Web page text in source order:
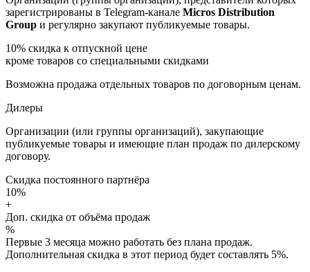
зарегистрированы в Telegram-канале Micros Distribution
Group и регулярно закупают публикуемые товары.
10% скидка к отпускной цене
кроме товаров со специальными скидками
Возможна продажа отдельных товаров по договорным ценам.
Дилеры
Организации (или группы организаций), закупающие
публикуемые товары и имеющие план продаж по дилерскому
договору.
Скидка постоянного партнёра
10%
+
Доп. скидка от объёма продаж
%
Первые 3 месяца можно работать без плана продаж.
Дополнительная скидка в этот период будет составлять 5%.